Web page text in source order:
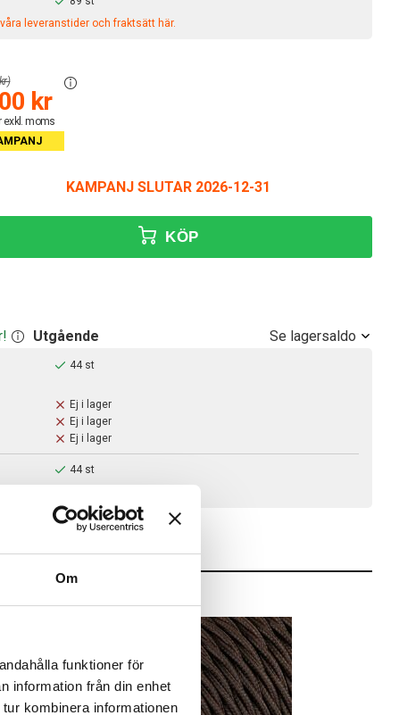
Om
funktioner för
information från din enhet
kombinera informationen
leveranstider och fraktsätt här.
KAMPANJ SLUTAR 2026-12-31
kr
exkl. moms
KÖP
Utgående Se lagersaldo
44 st
Ej i lager
Ej i lager
Ej i lager
44 st